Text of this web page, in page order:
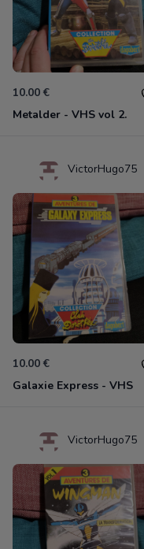
10.00 €
Metalder - VHS vol 2.
VictorHugo75
10.00 €
Galaxie Express - VHS
VictorHugo75